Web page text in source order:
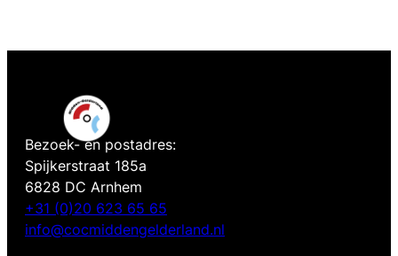
Bezoek- en postadres:
Spijkerstraat 185a
6828 DC Arnhem
+31 (0)20 623 65 65
info@cocmiddengelderland.nl